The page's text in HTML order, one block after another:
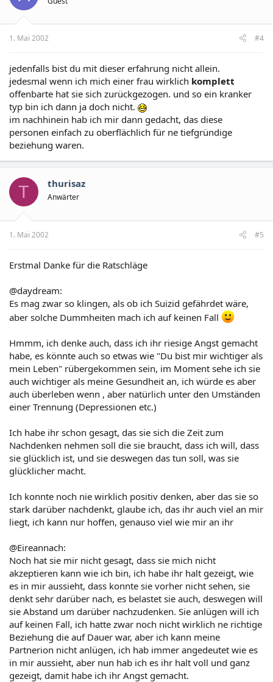
1. Mai 2002 #4
jedenfalls bist du mit dieser erfahrung nicht allein.
jedesmal wenn ich mich einer frau wirklich komplett
offenbarte hat sie sich zurückgezogen. und so ein kranker
typ bin ich dann ja doch nicht.
im nachhinein hab ich mir dann gedacht, das diese
personen einfach zu oberflächlich für ne tiefgründige
beziehung waren.
T thurisaz
Anwärter
1. Mai 2002 #5
Erstmal Danke für die Ratschläge
@daydream:
Es mag zwar so klingen, als ob ich Suizid gefährdet wäre,
aber solche Dummheiten mach ich auf keinen Fall
Hmmm, ich denke auch, dass ich ihr riesige Angst gemacht
habe, es könnte auch so etwas wie "Du bist mir wichtiger als
mein Leben" rübergekommen sein, im Moment sehe ich sie
auch wichtiger als meine Gesundheit an, ich würde es aber
auch überleben wenn , aber natürlich unter den Umständen
einer Trennung (Depressionen etc.)
Ich habe ihr schon gesagt, das sie sich die Zeit zum
Nachdenken nehmen soll die sie braucht, dass ich will, dass
sie glücklich ist, und sie deswegen das tun soll, was sie
glücklicher macht.
Ich konnte noch nie wirklich positiv denken, aber das sie so
stark darüber nachdenkt, glaube ich, das ihr auch viel an mir
liegt, ich kann nur hoffen, genauso viel wie mir an ihr
@Eireannach:
Noch hat sie mir nicht gesagt, dass sie mich nicht
akzeptieren kann wie ich bin, ich habe ihr halt gezeigt, wie
es in mir aussieht, dass konnte sie vorher nicht sehen, sie
denkt sehr darüber nach, es belastet sie auch, deswegen will
sie Abstand um darüber nachzudenken. Sie anlügen will ich
auf keinen Fall, ich hatte zwar noch nicht wirklich ne richtige
Beziehung die auf Dauer war, aber ich kann meine
Partnerion nicht anlügen, ich hab immer angedeutet wie es
in mir aussieht, aber nun hab ich es ihr halt voll und ganz
gezeigt, damit habe ich ihr Angst gemacht.